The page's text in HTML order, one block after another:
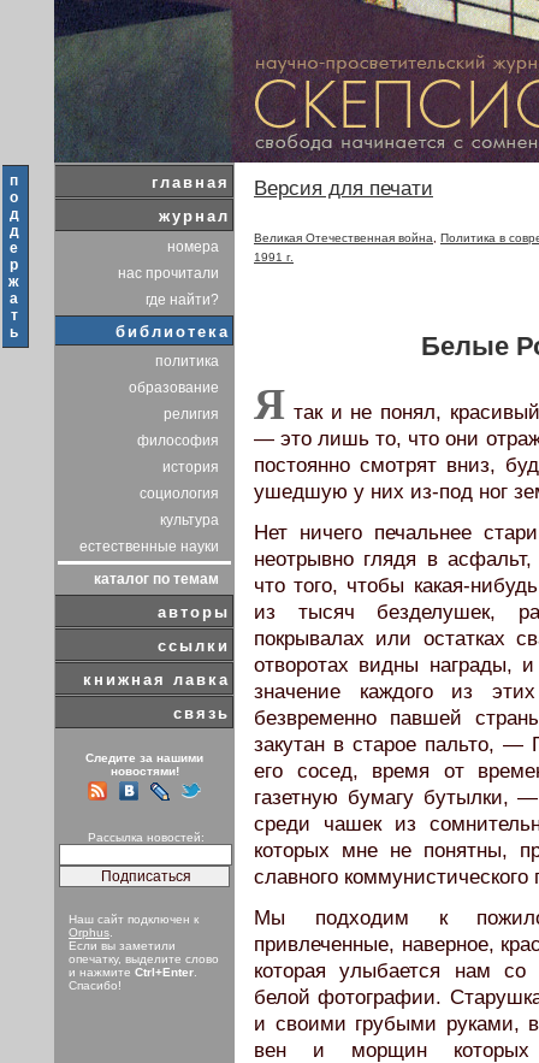
п
о
д
д
е
р
ж
а
т
ь
главная
журнал
номера
нас прочитали
где найти?
библиотека
политика
образование
религия
философия
история
социология
культура
естественные науки
каталог по темам
авторы
ссылки
книжная лавка
связь
Следите за нашими
новостями!
Рассылка новостей:
Наш сайт подключен к
Orphus
Если вы заметили
опечатку, выделите слово
и нажмите Ctrl+Enter
Спасибо!
Версия для печати
Великая Отечественная война
Политика в
1991 г.
Белые
Я так и не понял,
— это лишь то, что они
постоянно смотрят вниз,
ушедшую у них из-под ног
Нет ничего печальнее
неотрывно глядя в
что того, чтобы какая-
из тысяч безделушек,
покрывалах или остатках
отворотах видны награды,
значение каждого из
безвременно павшей
закутан в старое пальто, —
его сосед, время от
газетную бумагу бутылки,
среди чашек из
которых мне не понятны,
славного коммунистического
Мы подходим к
привлеченные, наверное,
которая улыбается нам со
белой фотографии.
и своими грубыми руками,
вен и морщин которых